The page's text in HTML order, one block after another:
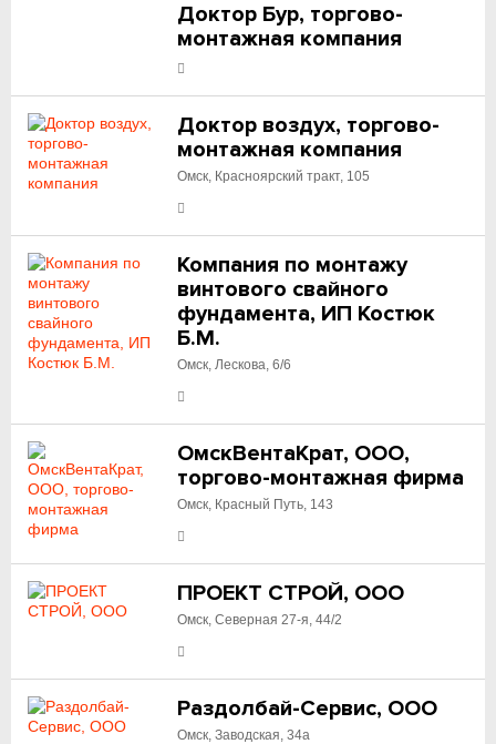
Доктор Бур, торгово-
монтажная компания
Доктор воздух, торгово-
монтажная компания
Омск, Красноярский тракт, 105
Компания по монтажу
винтового свайного
фундамента, ИП Костюк
Б.М.
Омск, Лескова, 6/6
ОмскВентаКрат, ООО,
торгово-монтажная фирма
Омск, Красный Путь, 143
ПРОЕКТ СТРОЙ, ООО
Омск, Северная 27-я, 44/2
Раздолбай-Сервис, ООО
Омск, Заводская, 34а